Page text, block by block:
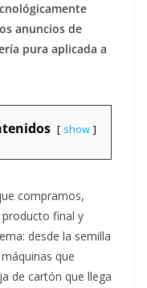
anuncios de
pura aplicada a
show
compramos,
final y
desde la semilla
que
de cartón que llega